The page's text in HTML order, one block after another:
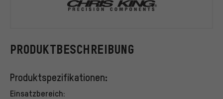
PRODUKTBESCHREIBUNG
Produktspezifikationen:
Einsatzbereich:
Chris King